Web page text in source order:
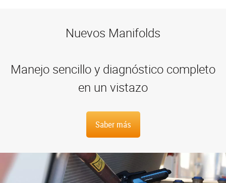
KIMO Instruments
Nueva página web para los
instrumentos KIMO
kimo-instruments.com